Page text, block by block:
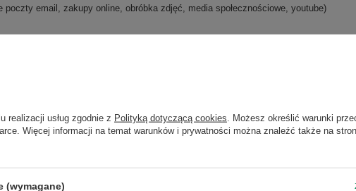
poczty email, zakupy online, obróbka zdjęć, media społecznościowe, youtube)
realizacji usług zgodnie z Polityką dotyczącą cookies . Możesz określić warunki
Więcej informacji na temat warunków i prywatności można znaleźć także na
(wymagane)